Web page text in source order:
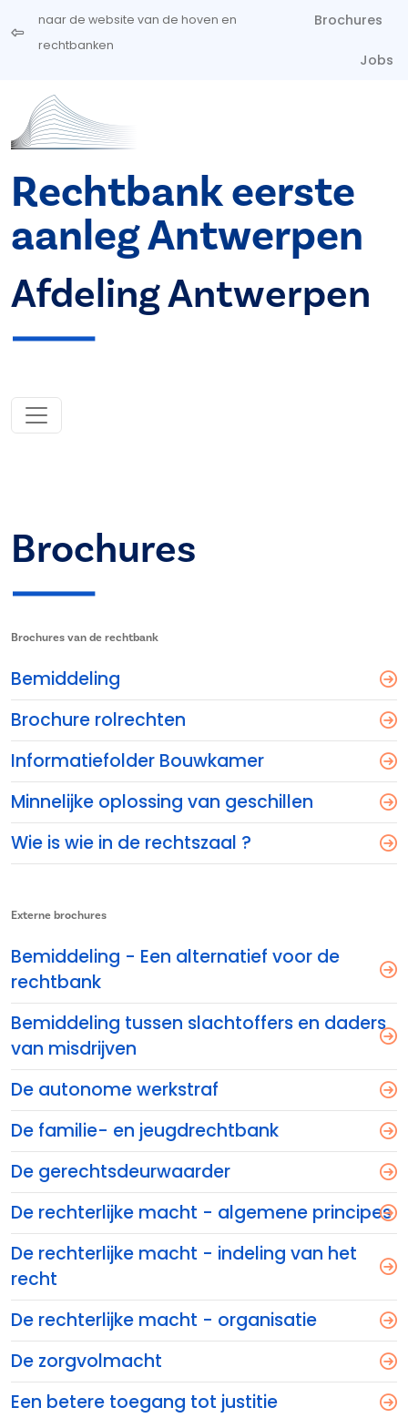
Overslaan en naar de inhoud gaan
naar de website van de hoven en
rechtbanken
Brochures
Jobs
Rechtbank eerste
aanleg Antwerpen
Afdeling Antwerpen
Brochures
Brochures van de rechtbank
Bemiddeling
Brochure rolrechten
Informatiefolder Bouwkamer
Minnelijke oplossing van geschillen
Wie is wie in de rechtszaal ?
Externe brochures
Bemiddeling - Een alternatief voor de
rechtbank
Bemiddeling tussen slachtoffers en daders
van misdrijven
De autonome werkstraf
De familie- en jeugdrechtbank
De gerechtsdeurwaarder
De rechterlijke macht - algemene principes
De rechterlijke macht - indeling van het
recht
De rechterlijke macht - organisatie
De zorgvolmacht
Een betere toegang tot justitie